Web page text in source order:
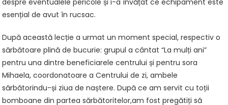
despre eventualele pericole și i-a învățat ce echipament este
esențial de avut în rucsac.
După această lecție a urmat un moment special, respectiv o
sărbătoare plină de bucurie: grupul a cântat “La mulți ani”
pentru una dintre beneficiarele centrului și pentru sora
Mihaela, coordonatoare a Centrului de zi, ambele
sărbătorindu-și ziua de naștere. După ce am servit cu toții
bomboane din partea sărbătoritelor,am fost pregătiți să